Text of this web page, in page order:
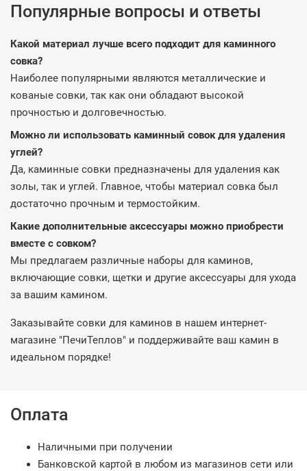
Популярные вопросы и ответы
Какой материал лучше всего подходит для каминного
совка?
Наиболее популярными являются металлические и
кованые совки, так как они обладают высокой
прочностью и долговечностью.
Можно ли использовать каминный совок для удаления
углей?
Да, каминные совки предназначены для удаления как
золы, так и углей. Главное, чтобы материал совка был
достаточно прочным и термостойким.
Какие дополнительные аксессуары можно приобрести
вместе с совком?
Мы предлагаем различные наборы для каминов,
включающие совки, щетки и другие аксессуары для ухода
за вашим камином.
Заказывайте совки для каминов в нашем интернет-
магазине "ПечиТеплов" и поддерживайте ваш камин в
идеальном порядке!
Оплата
Наличными при получении
Банковской картой в любом из магазинов сети или